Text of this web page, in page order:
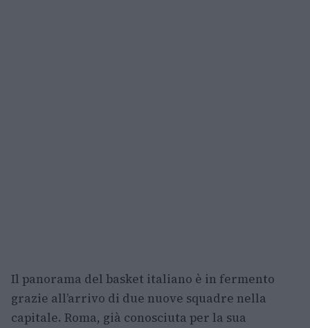
Il panorama del basket italiano è in fermento
grazie all’arrivo di due nuove squadre nella
capitale. Roma, già conosciuta per la sua